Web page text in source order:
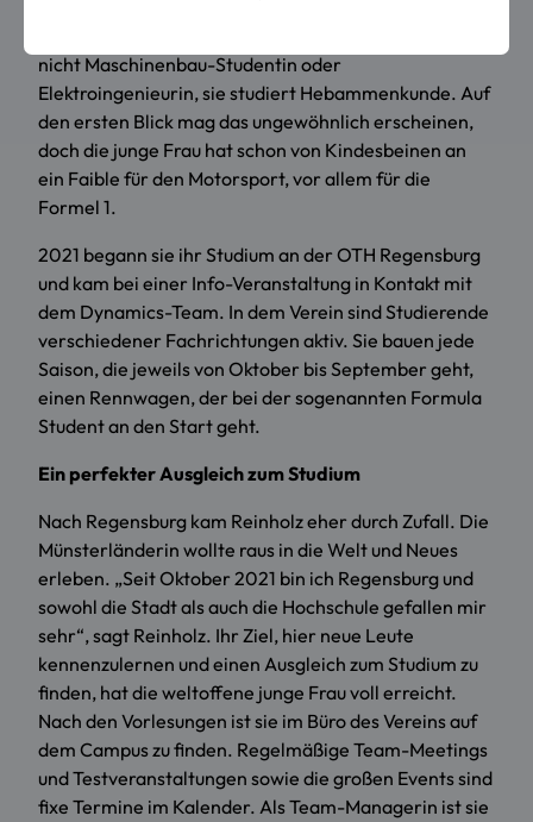
Jury bewertet. Judith Reinholz ist in dieser Saison die
nicht Maschinenbau-Studentin oder
Elektroingenieurin, sie studiert Hebammenkunde. Auf
den ersten Blick mag das ungewöhnlich erscheinen,
doch die junge Frau hat schon von Kindesbeinen an
ein Faible für den Motorsport, vor allem für die
Formel 1.
2021 begann sie ihr Studium an der OTH Regensburg
und kam bei einer Info-Veranstaltung in Kontakt mit
dem Dynamics-Team. In dem Verein sind Studierende
verschiedener Fachrichtungen aktiv. Sie bauen jede
Saison, die jeweils von Oktober bis September geht,
einen Rennwagen, der bei der sogenannten Formula
Student an den Start geht.
Ein perfekter Ausgleich zum Studium
Nach Regensburg kam Reinholz eher durch Zufall. Die
Münsterländerin wollte raus in die Welt und Neues
erleben. „Seit Oktober 2021 bin ich Regensburg und
sowohl die Stadt als auch die Hochschule gefallen mir
sehr“, sagt Reinholz. Ihr Ziel, hier neue Leute
kennenzulernen und einen Ausgleich zum Studium zu
finden, hat die weltoffene junge Frau voll erreicht.
Nach den Vorlesungen ist sie im Büro des Vereins auf
dem Campus zu finden. Regelmäßige Team-Meetings
und Testveranstaltungen sowie die großen Events sind
fixe Termine im Kalender. Als Team-Managerin ist sie